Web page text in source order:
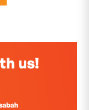
us!